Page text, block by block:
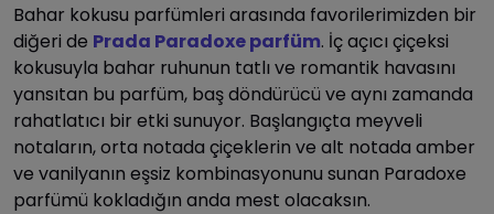
Bahar kokusu parfümleri arasında favorilerimizden bir
diğeri de Prada Paradoxe parfüm. İç açıcı çiçeksi
kokusuyla bahar ruhunun tatlı ve romantik havasını
yansıtan bu parfüm, baş döndürücü ve aynı zamanda
rahatlatıcı bir etki sunuyor. Başlangıçta meyveli
notaların, orta notada çiçeklerin ve alt notada amber
ve vanilyanın eşsiz kombinasyonunu sunan Paradoxe
parfümü kokladığın anda mest olacaksın.